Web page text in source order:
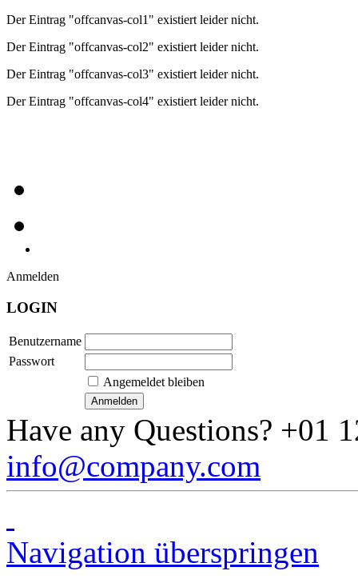
Der Eintrag "offcanvas-col1" existiert leider nicht.
Der Eintrag "offcanvas-col2" existiert leider nicht.
Der Eintrag "offcanvas-col3" existiert leider nicht.
Der Eintrag "offcanvas-col4" existiert leider nicht.
Anmelden
LOGIN
Benutzername
Passwort
Angemeldet bleiben
Have any Questions? +01
info@company.com
Navigation überspringen